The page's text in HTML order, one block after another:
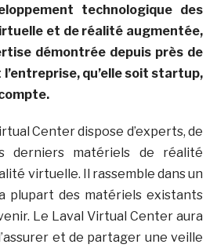
technologique des
et de réalité augmentée,
démontrée depuis près de
qu’elle soit startup,
Center dispose d’experts, de
derniers matériels de réalité
virtuelle. Il rassemble dans un
plupart des matériels existants
Le Laval Virtual Center aura
et de partager une veille